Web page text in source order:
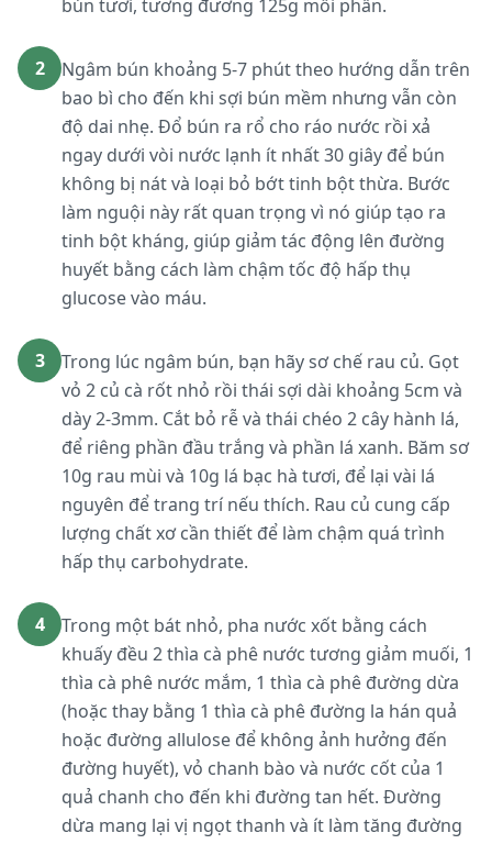
bún tươi, tương đương 125g mỗi phần.
2
Ngâm bún khoảng 5-7 phút theo hướng dẫn trên
bao bì cho đến khi sợi bún mềm nhưng vẫn còn
độ dai nhẹ. Đổ bún ra rổ cho ráo nước rồi xả
ngay dưới vòi nước lạnh ít nhất 30 giây để bún
không bị nát và loại bỏ bớt tinh bột thừa. Bước
làm nguội này rất quan trọng vì nó giúp tạo ra
tinh bột kháng, giúp giảm tác động lên đường
huyết bằng cách làm chậm tốc độ hấp thụ
glucose vào máu.
3
Trong lúc ngâm bún, bạn hãy sơ chế rau củ. Gọt
vỏ 2 củ cà rốt nhỏ rồi thái sợi dài khoảng 5cm và
dày 2-3mm. Cắt bỏ rễ và thái chéo 2 cây hành lá,
để riêng phần đầu trắng và phần lá xanh. Băm sơ
10g rau mùi và 10g lá bạc hà tươi, để lại vài lá
nguyên để trang trí nếu thích. Rau củ cung cấp
lượng chất xơ cần thiết để làm chậm quá trình
hấp thụ carbohydrate.
4
Trong một bát nhỏ, pha nước xốt bằng cách
khuấy đều 2 thìa cà phê nước tương giảm muối, 1
thìa cà phê nước mắm, 1 thìa cà phê đường dừa
(hoặc thay bằng 1 thìa cà phê đường la hán quả
hoặc đường allulose để không ảnh hưởng đến
đường huyết), vỏ chanh bào và nước cốt của 1
quả chanh cho đến khi đường tan hết. Đường
dừa mang lại vị ngọt thanh và ít làm tăng đường